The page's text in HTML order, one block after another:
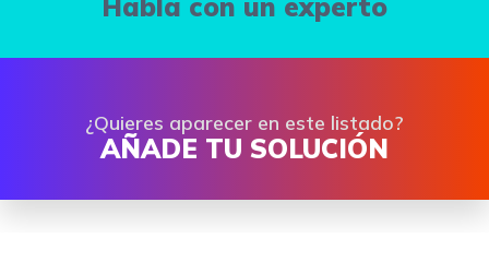
¿Quieres aparecer en este listado?
AÑADE TU SOLUCIÓN